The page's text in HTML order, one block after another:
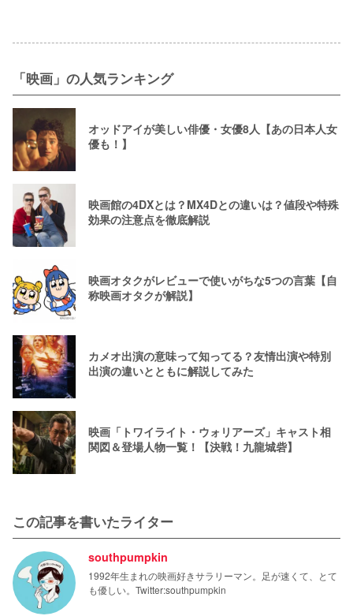
「映画」の人気ランキング
オッドアイが美しい俳優・女優8人【あの日本人女
優も！】
映画館の4DXとは？MX4Dとの違いは？値段や特殊
効果の注意点を徹底解説
映画オタクがレビューで使いがちな5つの言葉【自
称映画オタクが解説】
カメオ出演の意味って知ってる？友情出演や特別
出演の違いとともに解説してみた
映画「トワイライト・ウォリアーズ」キャスト相
関図＆登場人物一覧！【決戦！九龍城砦】
この記事を書いたライター
southpumpkin
1992年生まれの映画好きサラリーマン。足が速くて、とて
も優しい。Twitter:southpumpkin